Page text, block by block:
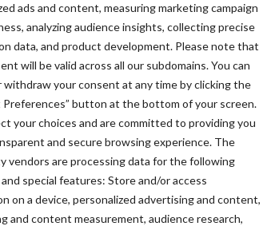
ads and content, measuring marketing campaign
analyzing audience insights, collecting precise
data, and product development. Please note that
will be valid across all our subdomains. You can
withdraw your consent at any time by clicking the
Preferences” button at the bottom of your screen.
your choices and are committed to providing you
and secure browsing experience. The
vendors are processing data for the following
special features: Store and/or access
on a device, personalized advertising and content,
and content measurement, audience research,
van sojabonen, waardoor de
afgeremd.
meldt ForFarmers
. De prijs zou
terwijl de vraag stevig blijft door de
prijsbeeld. Volgens ABZ